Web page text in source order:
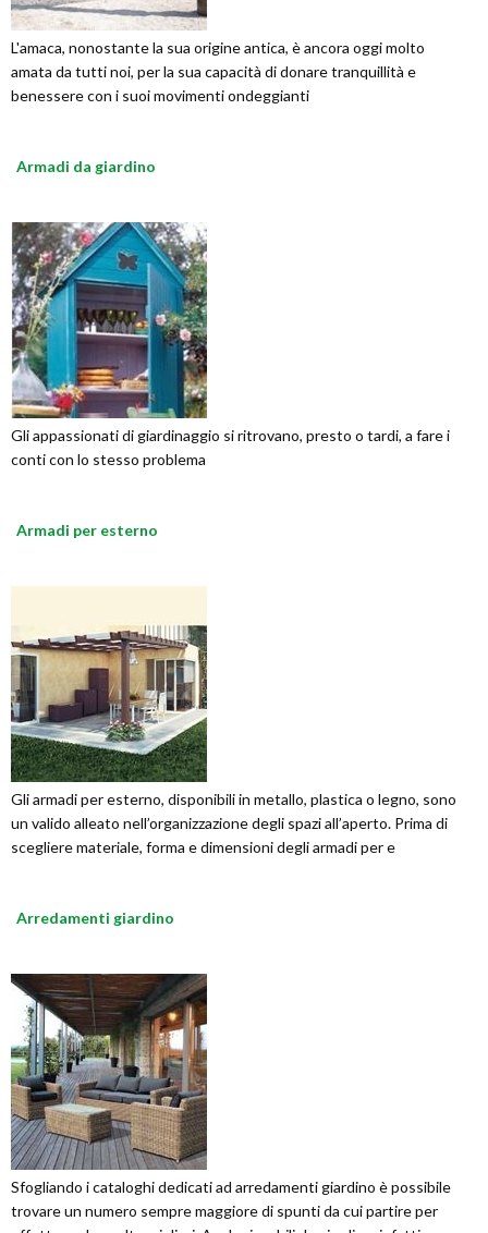
L'amaca, nonostante la sua origine antica, è ancora oggi molto
amata da tutti noi, per la sua capacità di donare tranquillità e
benessere con i suoi movimenti ondeggianti
Armadi da giardino
Gli appassionati di giardinaggio si ritrovano, presto o tardi, a fare i
conti con lo stesso problema
Armadi per esterno
Gli armadi per esterno, disponibili in metallo, plastica o legno, sono
un valido alleato nell’organizzazione degli spazi all’aperto. Prima di
scegliere materiale, forma e dimensioni degli armadi per e
Arredamenti giardino
Sfogliando i cataloghi dedicati ad arredamenti giardino è possibile
trovare un numero sempre maggiore di spunti da cui partire per